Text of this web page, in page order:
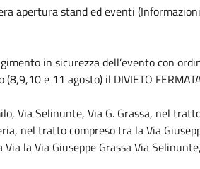
apertura stand ed eventi
in sicurezza dell’evento con
e 11 agosto) il DIVIETO
Via Selinunte, Via G. Grassa, nel
nel tratto compreso tra la Via
la Via Giuseppe Grassa Via